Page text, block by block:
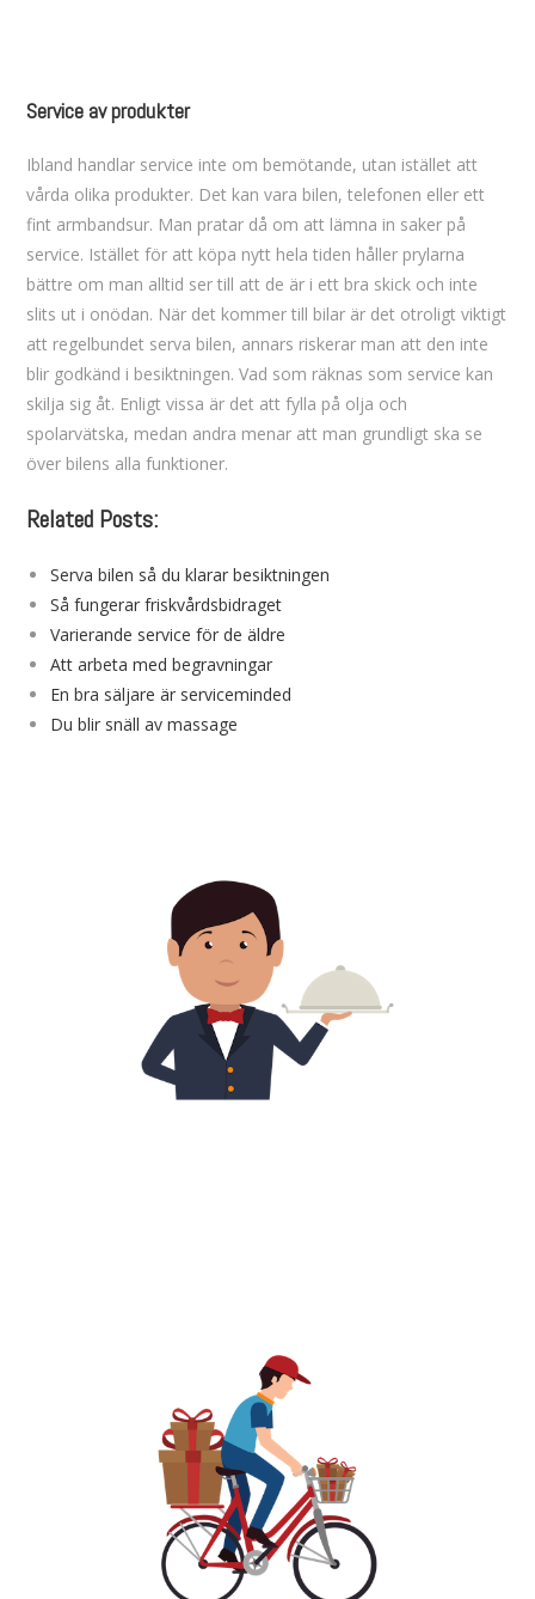
Service av produkter
Ibland handlar service inte om bemötande, utan istället att
vårda olika produkter. Det kan vara bilen, telefonen eller ett
fint armbandsur. Man pratar då om att lämna in saker på
service. Istället för att köpa nytt hela tiden håller prylarna
bättre om man alltid ser till att de är i ett bra skick och inte
slits ut i onödan. När det kommer till bilar är det otroligt viktigt
att regelbundet serva bilen, annars riskerar man att den inte
blir godkänd i besiktningen. Vad som räknas som service kan
skilja sig åt. Enligt vissa är det att fylla på olja och
spolarvätska, medan andra menar att man grundligt ska se
över bilens alla funktioner.
Related Posts:
Serva bilen så du klarar besiktningen
Så fungerar friskvårdsbidraget
Varierande service för de äldre
Att arbeta med begravningar
En bra säljare är serviceminded
Du blir snäll av massage